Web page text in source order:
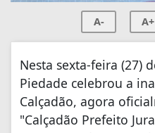
A- A+
Nesta sexta-feira (27)
Piedade celebrou a
Calçadão, agora
"Calçadão Prefeito